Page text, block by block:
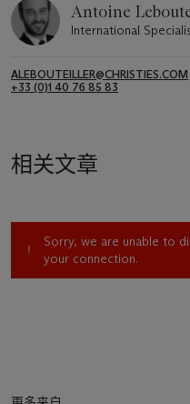
Antoine
International
ALEBOUTEILLER@CHRISTIES.COM
+33 (0)1 40 76 85 83
相关文章
Sorry, we are unable to
your connection.